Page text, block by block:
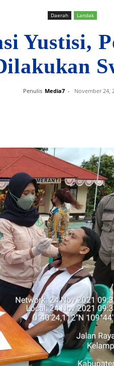
Daerah Landak
Yustisi,
Penulis Media7 - November 24,